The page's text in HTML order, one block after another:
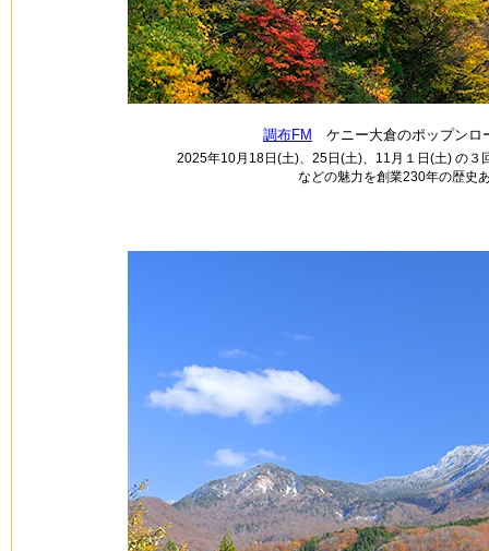
調布FM ケニー大倉のポップンロ
2025年10月18日(土)、25日(土)、11月１日(土) の３
などの魅力を創業230年の歴史